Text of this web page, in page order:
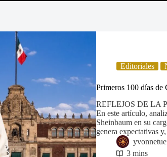
Editoriales
Primeros 100 días de
REFLEJOS DE LA
En este artículo,
Sheinbaum en su
genera expectativas
3 mins